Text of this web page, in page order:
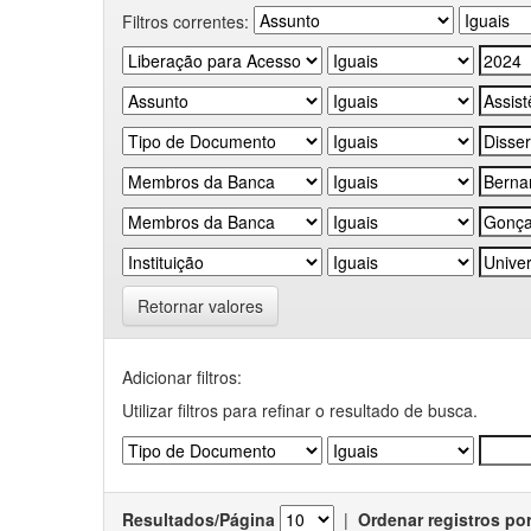
Filtros correntes:
Retornar valores
Adicionar filtros:
Utilizar filtros para refinar o resultado de busca.
Resultados/Página | Ordenar registros por